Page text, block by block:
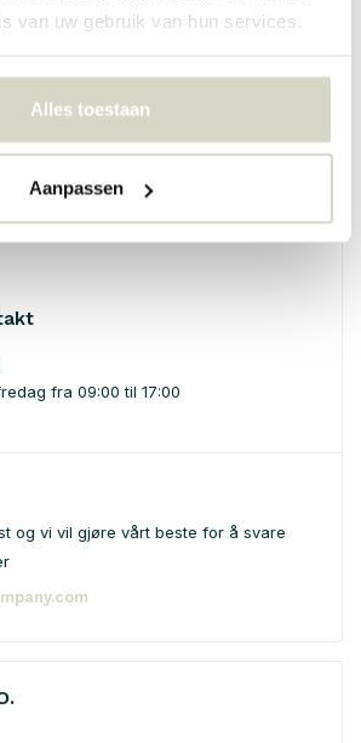
van uw gebruik van hun services.
Alles toestaan
Aanpassen
​​fra 09:00 til 17:00
og vi vil gjøre vårt beste for å svare